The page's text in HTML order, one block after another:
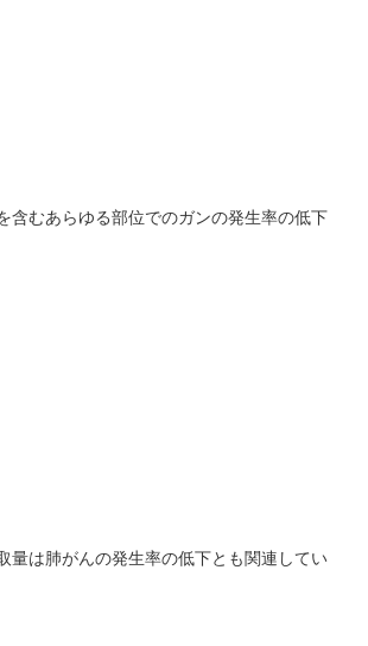
含むあらゆる部位でのガンの発生率の低下
量は肺がんの発生率の低下とも関連してい